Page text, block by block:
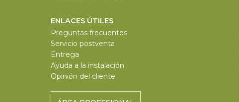
ENLACES ÚTILES
Preguntas frecuentes
Servicio postventa
Entrega
Ayuda a la instalación
Opinión del cliente